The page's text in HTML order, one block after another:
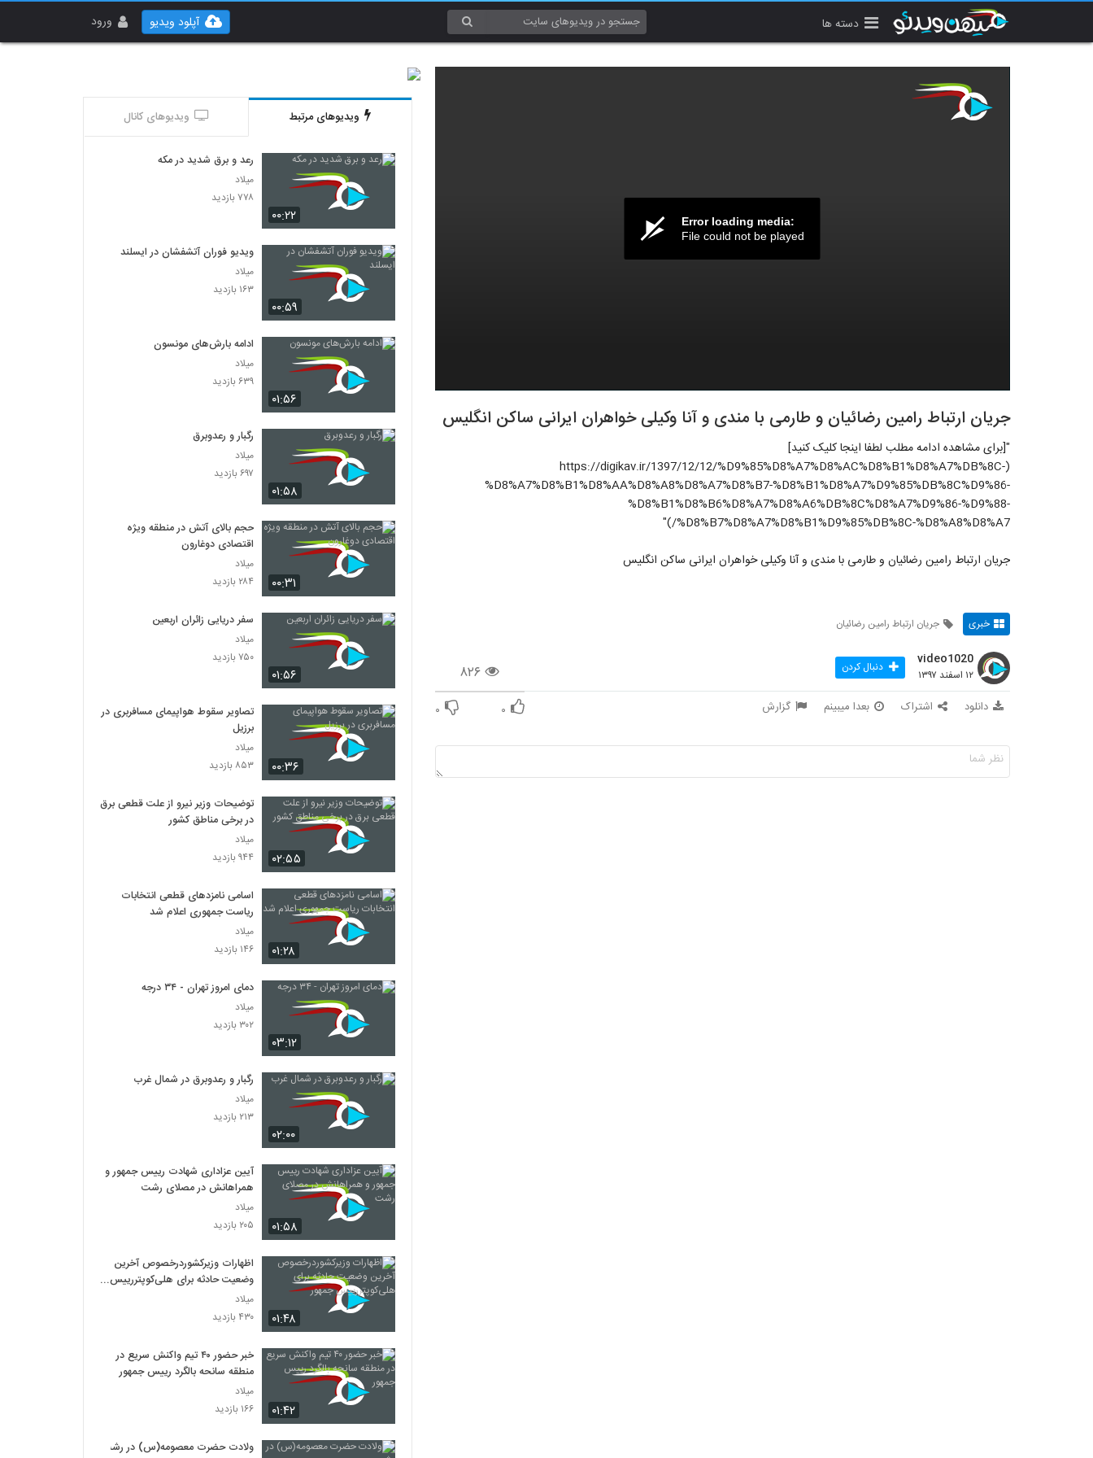
دسته ها ورود آپلود ویدیو
Error loading media:
File could not be played
جریان ارتباط رامین رضائیان و طارمی با مندی و آنا وکیلی خواهران ایرانی ساکن انگلیس
"[برای مشاهده ادامه مطلب لطفا اینجا کلیک کنید]
(https://digikav.ir/1397/12/12/%D9%85%D8%A7%D8%AC%D8%B1%D8%A7%DB%8C-
%D8%A7%D8%B1%D8%AA%D8%A8%D8%A7%D8%B7-%D8%B1%D8%A7%D9%85%DB%8C%D9%86-
%D8%B1%D8%B6%D8%A7%D8%A6%DB%8C%D8%A7%D9%86-%D9%88-
%D8%B7%D8%A7%D8%B1%D9%85%DB%8C-%D8%A8%D8%A7/)"
جریان ارتباط رامین رضائیان و طارمی با مندی و آنا وکیلی خواهران ایرانی ساکن انگلیس
خبری جریان ارتباط رامین رضائیان
۸۲۶
video1020
۱۲ اسفند ۱۳۹۷ دنبال کردن
دانلود اشتراک بعدا میبینم گزارش ۰ ۰
ویدیوهای مرتبط ویدیوهای کانال
۰۰:۲۲
رعد و برق شدید در مکه
میلاد
۷۷۸ بازدید
۰۰:۵۹
ویدیو فوران آتشفشان در ایسلند
میلاد
۱۶۳ بازدید
۰۱:۵۶
ادامه بارش‌های مونسون
میلاد
۶۳۹ بازدید
۰۱:۵۸
رگبار و رعدوبرق
میلاد
۶۹۷ بازدید
۰۰:۳۱
حجم بالای آتش در منطقه ویژه
اقتصادی دوغارون
میلاد
۲۸۴ بازدید
۰۱:۵۶
سفر دریایی زائران اربعین
میلاد
۷۵۰ بازدید
۰۰:۳۶
تصاویر سقوط هواپیمای مسافربری در
برزیل
میلاد
۸۵۳ بازدید
۰۲:۵۵
توضیحات وزیر نیرو از علت قطعی برق
در برخی مناطق کشور
میلاد
۹۴۴ بازدید
۰۱:۲۸
اسامی نامزدهای قطعی انتخابات
ریاست جمهوری اعلام شد
میلاد
۱۴۶ بازدید
۰۳:۱۲
دمای امروز تهران - ۳۴ درجه
میلاد
۳۰۲ بازدید
۰۲:۰۰
رگبار و رعدوبرق در شمال غرب
میلاد
۲۱۳ بازدید
۰۱:۵۸
آیین عزاداری شهادت رییس جمهور و
همراهانش در مصلای رشت
میلاد
۲۰۵ بازدید
۰۱:۴۸
اظهارات وزیرکشوردرخصوص آخرین
وضعیت حادثه برای هلی‌کوپتررییس
جمهور
میلاد
۴۳۰ بازدید
۰۱:۴۲
خبر حضور ۴۰ تیم واکنش سریع در
منطقه سانحه بالگرد رییس جمهور
میلاد
۱۶۶ بازدید
ولادت حضرت معصومه(س) در رشت